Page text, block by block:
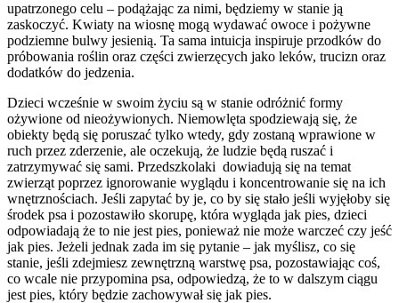
upatrzonego celu – podążając za nimi, będziemy w stanie ją
zaskoczyć. Kwiaty na wiosnę mogą wydawać owoce i pożywne
podziemne bulwy jesienią. Ta sama intuicja inspiruje przodków do
próbowania roślin oraz części zwierzęcych jako leków, trucizn oraz
dodatków do jedzenia.
Dzieci wcześnie w swoim życiu są w stanie odróżnić formy
ożywione od nieożywionych. Niemowlęta spodziewają się, że
obiekty będą się poruszać tylko wtedy, gdy zostaną wprawione w
ruch przez zderzenie, ale oczekują, że ludzie będą ruszać i
zatrzymywać się sami. Przedszkolaki dowiadują się na temat
zwierząt poprzez ignorowanie wyglądu i koncentrowanie się na ich
wnętrznościach. Jeśli zapytać by je, co by się stało jeśli wyjęłoby się
środek psa i pozostawiło skorupę, która wygląda jak pies, dzieci
odpowiadają że to nie jest pies, ponieważ nie może warczeć czy jeść
jak pies. Jeżeli jednak zada im się pytanie – jak myślisz, co się
stanie, jeśli zdejmiesz zewnętrzną warstwę psa, pozostawiając coś,
co wcale nie przypomina psa, odpowiedzą, że to w dalszym ciągu
jest pies, który będzie zachowywał się jak pies.